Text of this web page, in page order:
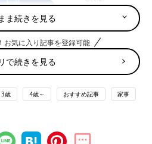
の家庭の家事・育児分担についてを
「その他」、「育児は分担してい
ま続きを見る
お気に入り記事を登録可能
で続きを見る
3歳 4歳～ おすすめ記事 家事